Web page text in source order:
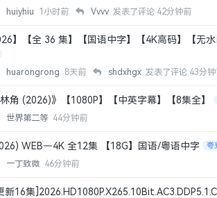
huiyhiu 1小时前 Vvvv 发表了评论 42分钟前
】【全 36 集】【国语中字】【4K高码】【无
huarongrong 8天前 shdxhgx 发表了评论 43分
角 (2026)》【1080P】【中英字幕】【8集全】
世界第二等 44分钟前
WEB—4K 全12集 【18G】国语/粤语中字 夸
一丁致微 46分钟前
16集